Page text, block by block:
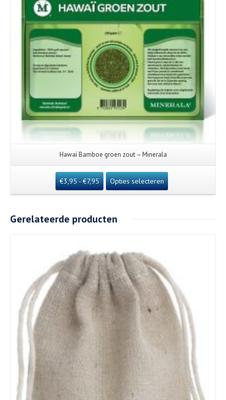
Hawaï Bamboe groen zout – Minerala
€3,95- €7,95 Opties selecteren
Gerelateerde producten